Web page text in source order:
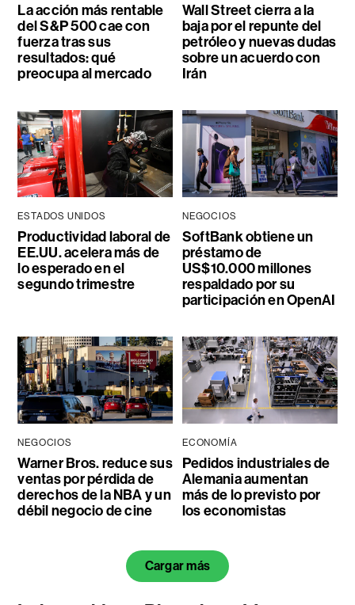
La acción más rentable
del S&P 500 cae con
fuerza tras sus
resultados: qué
preocupa al mercado
Wall Street cierra a la
baja por el repunte del
petróleo y nuevas dudas
sobre un acuerdo con
Irán
ESTADOS UNIDOS
Productividad laboral de
EE.UU. acelera más de
lo esperado en el
segundo trimestre
NEGOCIOS
SoftBank obtiene un
préstamo de
US$10.000 millones
respaldado por su
participación en OpenAI
NEGOCIOS
Warner Bros. reduce sus
ventas por pérdida de
derechos de la NBA y un
débil negocio de cine
ECONOMÍA
Pedidos industriales de
Alemania aumentan
más de lo previsto por
los economistas
Cargar más